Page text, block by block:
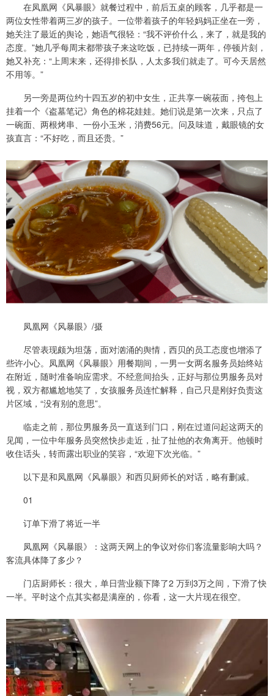
在凤凰网《风暴眼》就餐过程中，前后五桌的顾客，几乎都是一
两位女性带着两三岁的孩子。一位带着孩子的年轻妈妈正坐在一旁，
她关注了最近的舆论，她语气很轻：“我不评价什么，来了，就是我的
态度。”她几乎每周末都带孩子来这吃饭，已持续一两年，停顿片刻，
她又补充：“上周末来，还得排长队，人太多我们就走了。可今天居然
不用等。”
另一旁是两位约十四五岁的初中女生，正共享一碗莜面，挎包上
挂着一个《盗墓笔记》角色的棉花娃娃。她们说是第一次来，只点了
一碗面、两根烤串、一份小玉米，消费56元。问及味道，戴眼镜的女
孩直言：“不好吃，而且还贵。”
凤凰网《风暴眼》/摄
尽管表现颇为坦荡，面对汹涌的舆情，西贝的员工态度也增添了
些许小心。凤凰网《风暴眼》用餐期间，一男一女两名服务员始终站
在附近，随时准备响应需求。不经意间抬头，正好与那位男服务员对
视，双方都尴尬地笑了，女孩服务员连忙解释，自己只是刚好负责这
片区域，“没有别的意思”。
临走之前，那位男服务员一直送到门口，刚在过道问起这两天的
见闻，一位中年服务员突然快步走近，扯了扯他的衣角离开。他顿时
收住话头，转而露出职业的笑容，“欢迎下次光临。”
以下是和凤凰网《风暴眼》和西贝厨师长的对话，略有删减。
01
订单下滑了将近一半
凤凰网《风暴眼》：这两天网上的争议对你们客流量影响大吗？
客流具体降了多少？
门店厨师长：很大，单日营业额下降了2 万到3万之间，下滑了快
一半。平时这个点其实都是满座的，你看，这一大片现在很空。